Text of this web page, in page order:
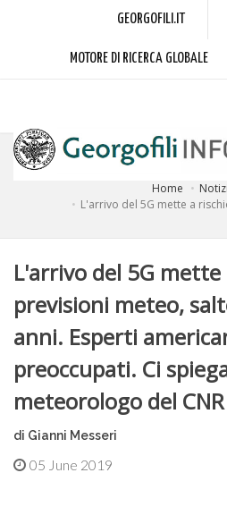
GEORGOFILI.IT
MOTORE DI RICERCA GLOBALE
a cura dell'Accademia dei Georgofili
Home
L'arrivo del 5G mette a
L'arrivo del 5G mette
previsioni meteo,
anni. Esperti
preoccupati. Ci
meteorologo del CNR
di Gianni Messeri
05 June 2019